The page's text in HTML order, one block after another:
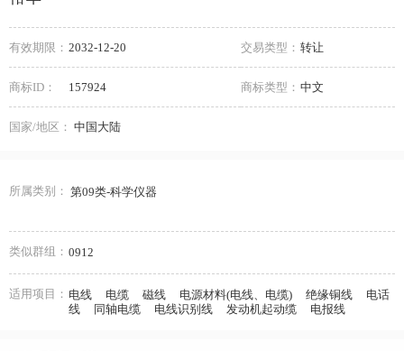
有效期限： 2032-12-20 交易类型： 转让
商标ID： 157924 商标类型： 中文
国家/地区： 中国大陆
所属类别： 第09类-科学仪器
类似群组： 0912
适用项目： 电线 电缆 磁线 电源材料(电线、电缆) 绝缘铜线
电话
线
同轴电缆 电线识别线 发动机起动缆 电报线